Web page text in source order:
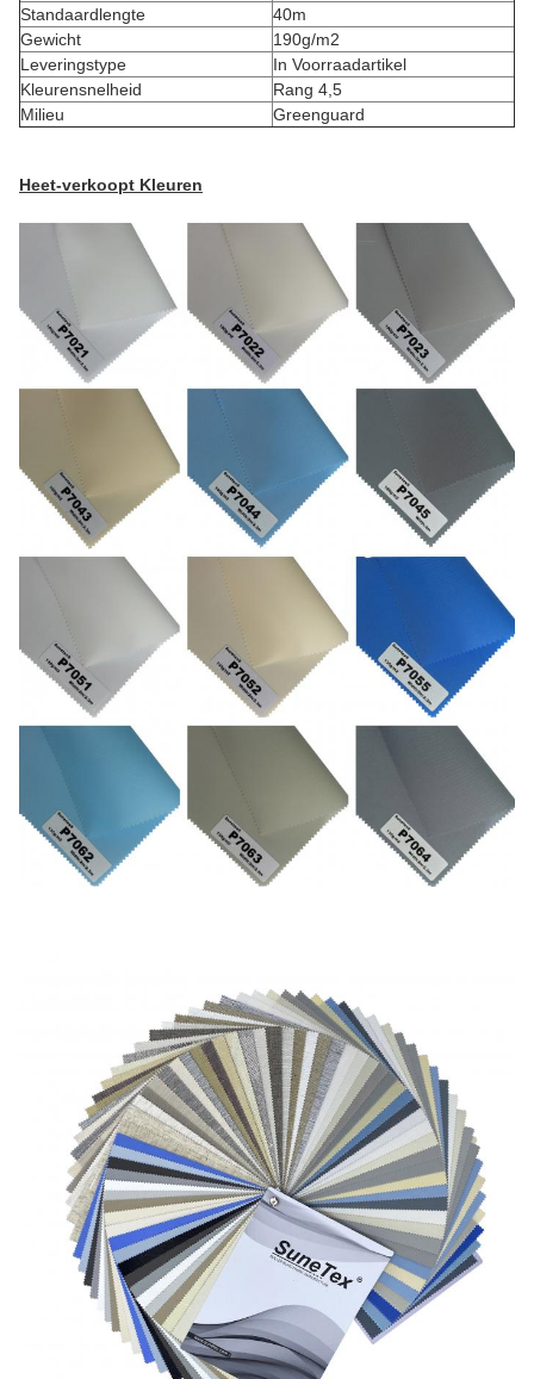
Standaardlengte
40m
Gewicht
190g/m2
Leveringstype
In Voorraadartikel
Kleurensnelheid
Rang 4,5
Milieu
Greenguard
Heet-verkoopt Kleuren